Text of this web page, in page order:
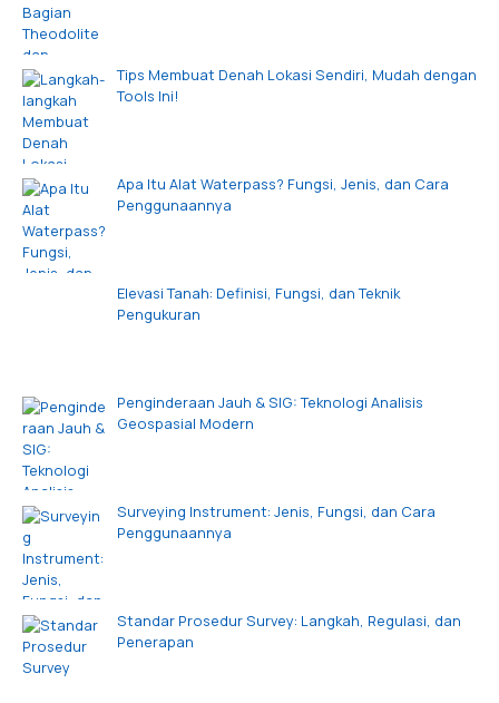
Tips Membuat Denah Lokasi Sendiri, Mudah dengan
Tools Ini!
Apa Itu Alat Waterpass? Fungsi, Jenis, dan Cara
Penggunaannya
Elevasi Tanah: Definisi, Fungsi, dan Teknik
Pengukuran
Penginderaan Jauh & SIG: Teknologi Analisis
Geospasial Modern
Surveying Instrument: Jenis, Fungsi, dan Cara
Penggunaannya
Standar Prosedur Survey: Langkah, Regulasi, dan
Penerapan